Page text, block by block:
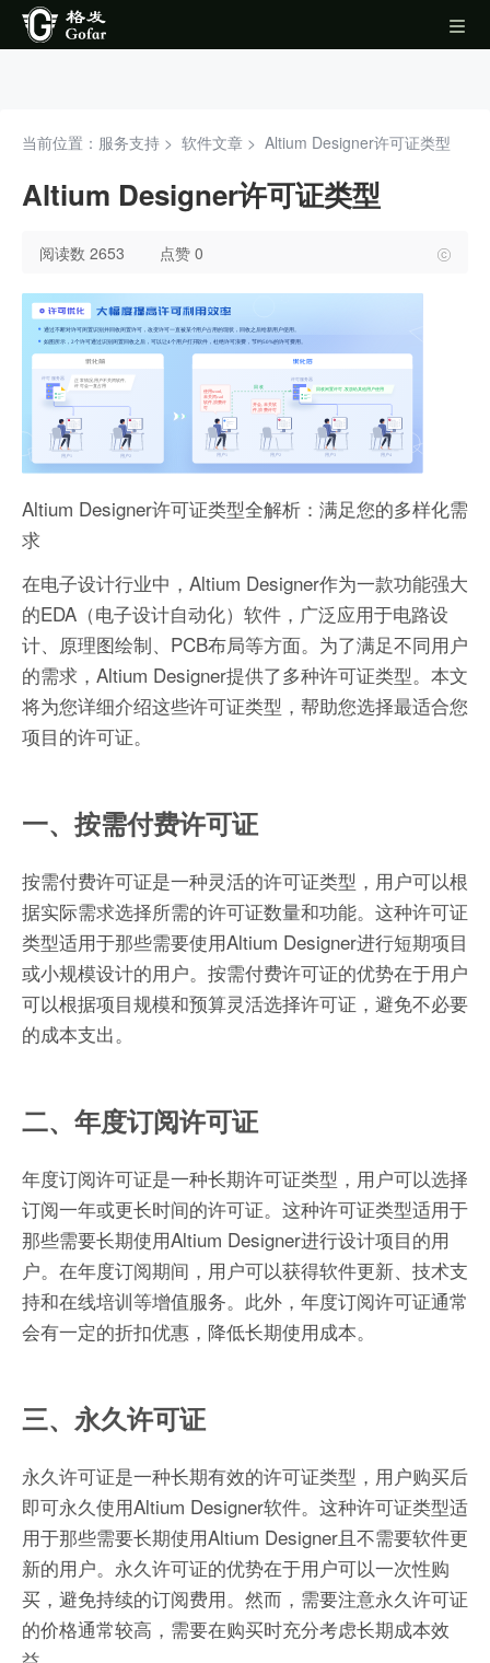
当前位置：服务支持 > 软件文章 > Altium Designer许可证类型
Altium Designer许可证类型
阅读数 2653 点赞 0
Altium Designer许可证类型全解析：满足您的多样化需
求
在电子设计行业中，Altium Designer作为一款功能强大
的EDA（电子设计自动化）软件，广泛应用于电路设
计、原理图绘制、PCB布局等方面。为了满足不同用户
的需求，Altium Designer提供了多种许可证类型。本文
将为您详细介绍这些许可证类型，帮助您选择最适合您
项目的许可证。
一、按需付费许可证
按需付费许可证是一种灵活的许可证类型，用户可以根
据实际需求选择所需的许可证数量和功能。这种许可证
类型适用于那些需要使用Altium Designer进行短期项目
或小规模设计的用户。按需付费许可证的优势在于用户
可以根据项目规模和预算灵活选择许可证，避免不必要
的成本支出。
二、年度订阅许可证
年度订阅许可证是一种长期许可证类型，用户可以选择
订阅一年或更长时间的许可证。这种许可证类型适用于
那些需要长期使用Altium Designer进行设计项目的用
户。在年度订阅期间，用户可以获得软件更新、技术支
持和在线培训等增值服务。此外，年度订阅许可证通常
会有一定的折扣优惠，降低长期使用成本。
三、永久许可证
永久许可证是一种长期有效的许可证类型，用户购买后
即可永久使用Altium Designer软件。这种许可证类型适
用于那些需要长期使用Altium Designer且不需要软件更
新的用户。永久许可证的优势在于用户可以一次性购
买，避免持续的订阅费用。然而，需要注意永久许可证
的价格通常较高，需要在购买时充分考虑长期成本效